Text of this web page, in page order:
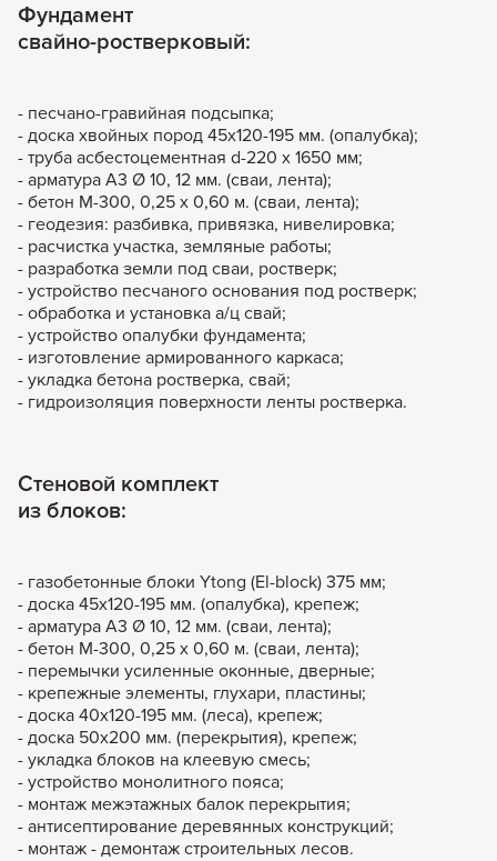
Фундамент
свайно-ростверковый:
- песчано-гравийная подсыпка;
- доска хвойных пород 45х120-195 мм. (опалубка);
- труба асбестоцементная d-220 х 1650 мм;
- арматура А3 Ø 10, 12 мм. (сваи, лента);
- бетон М-300, 0,25 х 0,60 м. (сваи, лента);
- геодезия: разбивка, привязка, нивелировка;
- расчистка участка, земляные работы;
- разработка земли под сваи, ростверк;
- устройство песчаного основания под ростверк;
- обработка и установка а/ц свай;
- устройство опалубки фундамента;
- изготовление армированного каркаса;
- укладка бетона ростверка, свай;
- гидроизоляция поверхности ленты ростверка.
Стеновой комплект
из блоков:
- газобетонные блоки Ytong (El-block) 375 мм;
- доска 45х120-195 мм. (опалубка), крепеж;
- арматура А3 Ø 10, 12 мм. (сваи, лента);
- бетон М-300, 0,25 х 0,60 м. (сваи, лента);
- перемычки усиленные оконные, дверные;
- крепежные элементы, глухари, пластины;
- доска 40х120-195 мм. (леса), крепеж;
- доска 50х200 мм. (перекрытия), крепеж;
- укладка блоков на клеевую смесь;
- устройство монолитного пояса;
- монтаж межэтажных балок перекрытия;
- антисептирование деревянных конструкций;
- монтаж - демонтаж строительных лесов.